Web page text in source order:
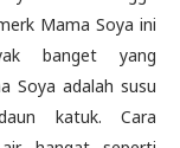
Mama Soya ini
banget yang
Soya adalah susu
katuk. Cara